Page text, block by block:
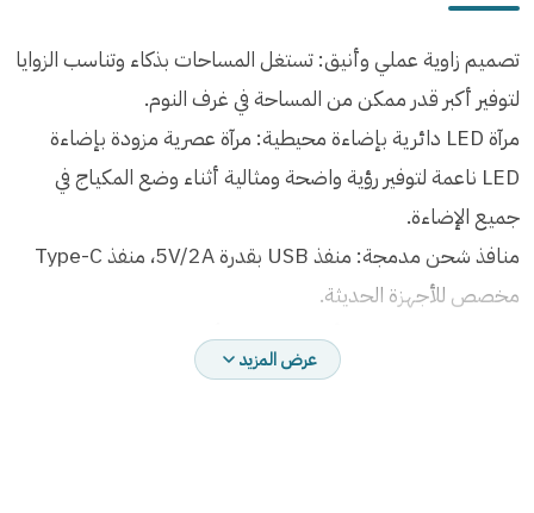
تصميم زاوية عملي وأنيق: تستغل المساحات بذكاء وتناسب الزوايا
لتوفير أكبر قدر ممكن من المساحة في غرف النوم.
مرآة LED دائرية بإضاءة محيطية: مرآة عصرية مزودة بإضاءة
LED ناعمة لتوفير رؤية واضحة ومثالية أثناء وضع المكياج في
جميع الإضاءة.
منافذ شحن مدمجة: منفذ USB بقدرة 5V/2A، منفذ Type-C
مخصص للأجهزة الحديثة.
يمكنك شحن الجوال، الأجهزة اللوحية، أو تشغيل مجفف الشعر
عرض المزيد